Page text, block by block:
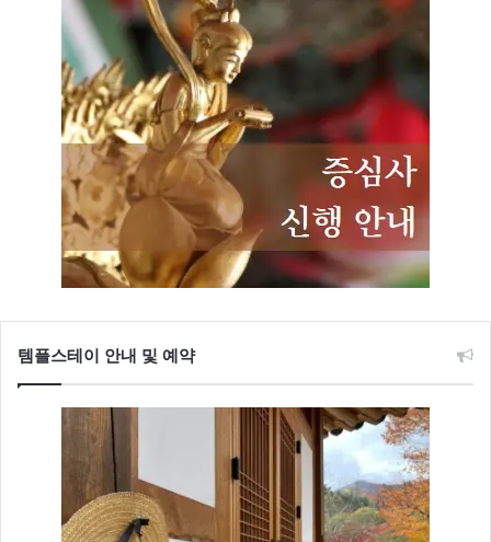
템플스테이 안내 및 예약